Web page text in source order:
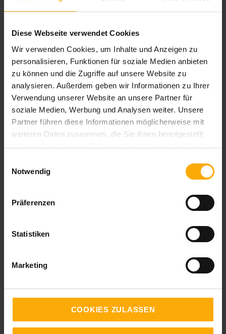
Diese Webseite verwendet Cookies
Wir verwenden Cookies, um Inhalte und Anzeigen zu
personalisieren, Funktionen für soziale Medien anbieten
zu können und die Zugriffe auf unsere Website zu
analysieren. Außerdem geben wir Informationen zu Ihrer
Verwendung unserer Website an unsere Partner für
soziale Medien, Werbung und Analysen weiter. Unsere
Partner führen diese Informationen möglicherweise mit
weiteren Daten zusammen, die Sie ihnen bereitgestellt
haben oder die sie im Rahmen Ihrer Nutzung der Dienste
Notwendig
Präferenzen
Statistiken
Marketing
COOKIES ZULASSEN
finden Sie in unseren
Datenschutzbestimmungen
Bereichen Inbound Marketing, Content Marketing und Online
Marketing. Außerdem erhalten Sie Tipps und Anregungen für
Verbesserungen der All-in-one Marketingplattform HubSpot
auf Deutsch informieren.